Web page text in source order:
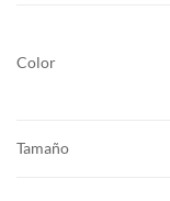
Color
Tamaño